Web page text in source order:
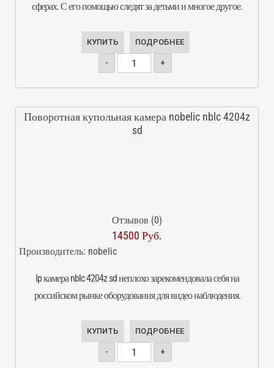
сферах. С его помощью следят за детьми и многое другое.
КУПИТЬ ПОДРОБНЕЕ
- +
Поворотная купольная камера nobelic nblc 4204z
sd
Отзывов (0)
14500 Руб.
Производитель: nobelic
Ip камера nblc 4204z sd неплохо зарекомендовала себя на
российском рынке оборудования для видео наблюдения.
КУПИТЬ ПОДРОБНЕЕ
- +